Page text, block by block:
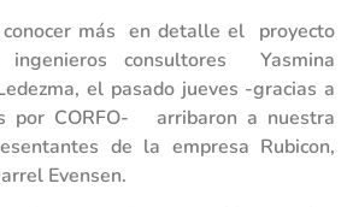
más en detalle el proyecto
consultores Yasmina
el pasado jueves -gracias a
por CORFO- arribaron a nuestra
de la empresa Rubicon,
Evensen.